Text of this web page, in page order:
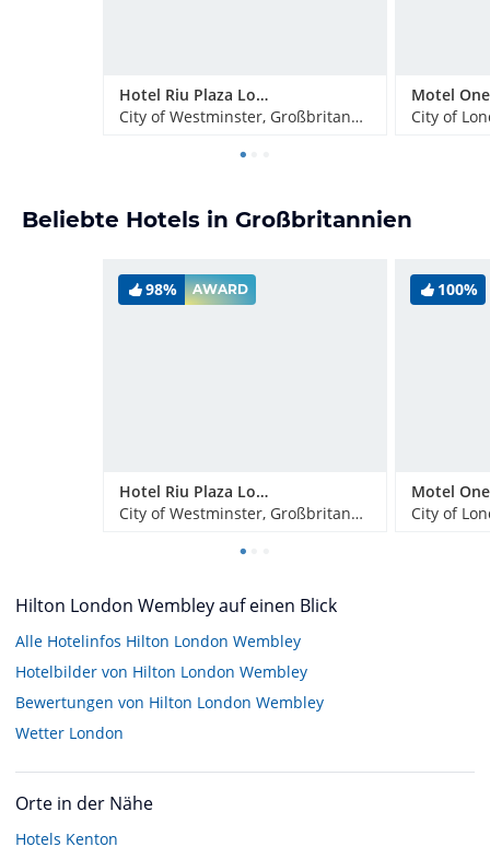
Hotel Riu Plaza London Victoria
City of Westminster, Großbritannien
City of
Beliebte Hotels in Großbritannien
98% AWARD
Hotel Riu Plaza London Victoria
City of Westminster, Großbritannien
100%
City of
Hilton London Wembley auf einen Blick
Alle Hotelinfos Hilton London Wembley
Hotelbilder von Hilton London Wembley
Bewertungen von Hilton London Wembley
Wetter London
Orte in der Nähe
Hotels Kenton